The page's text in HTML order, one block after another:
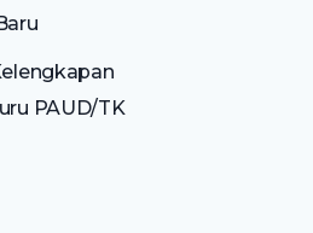
PAUD/TK